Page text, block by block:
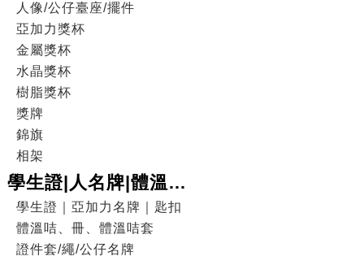
人像/公仔臺座/擺件
亞加力獎杯
金屬獎杯
水晶獎杯
樹脂獎杯
獎牌
錦旗
相架
學生證|人名牌|體溫咭|
證件套
學生證｜亞加力名牌｜匙扣
體溫咭、冊、體溫咭套
證件套/繩/公仔名牌